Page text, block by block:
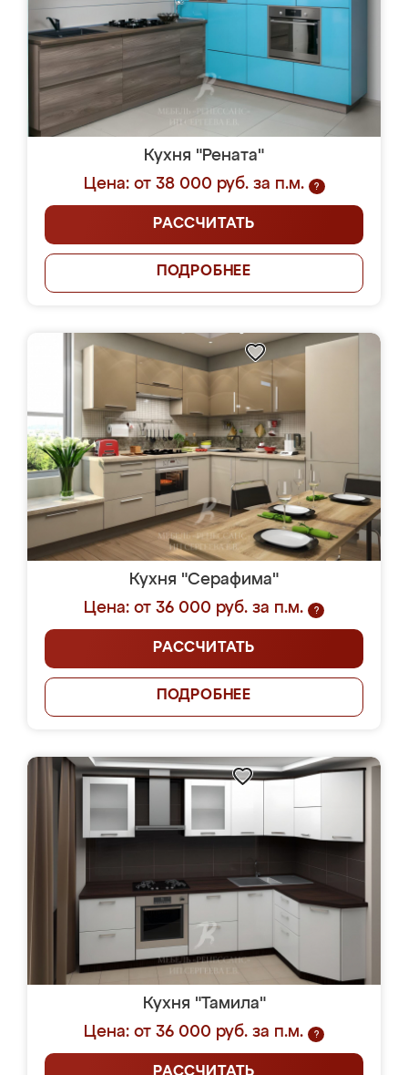
Кухня "Рената"
Цена: от 38 000 руб. за п.м.
?
РАССЧИТАТЬ
ПОДРОБНЕЕ
Кухня "Серафима"
Цена: от 36 000 руб. за п.м.
?
РАССЧИТАТЬ
ПОДРОБНЕЕ
Кухня "Тамила"
Цена: от 36 000 руб. за п.м.
?